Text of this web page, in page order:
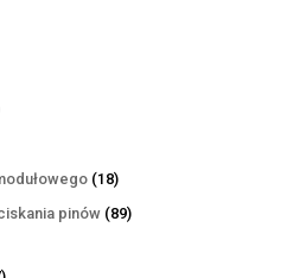
1818
produktów
pinów 8989